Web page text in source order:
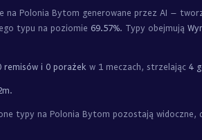
na Polonia Bytom generowane przez AI –
typu na poziomie 69.57%. Typy obejmują
remisów i 0 porażek w 1 meczach, strzelając 4
.
typy na Polonia Bytom pozostają widoczne,